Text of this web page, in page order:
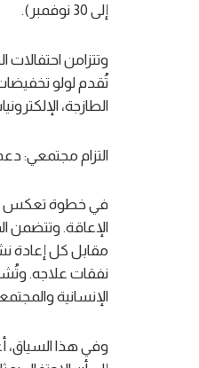
إلى 30 نوفمبر).
وتتزامن
الطازجة،
التزام مجتمعي:
في خطوة تعكس
نفقات علاجه.
الإنسانية
وفي هذا السياق،